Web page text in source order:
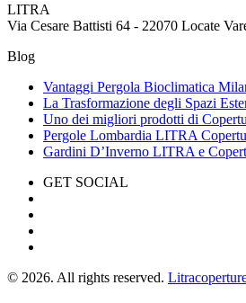
LITRA
Via Cesare Battisti 64 - 22070 Locate
Blog
Vantaggi Pergola Bioclimatica
La Trasformazione degli Spazi
Uno dei migliori prodotti di
Pergole Lombardia LITRA
Gardini D’Inverno LITRA e
GET SOCIAL
© 2026. All rights reserved.